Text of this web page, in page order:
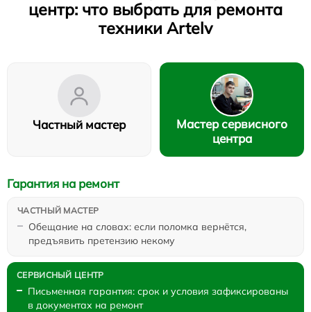
центр: что выбрать для ремонта
техники Artelv
Частный мастер
Мастер сервисного
центра
Обещание на словах: если поломка вернётся,
предъявить претензию некому
Гарантия на ремонт
Письменная гарантия: срок и условия зафиксированы
в документах на ремонт